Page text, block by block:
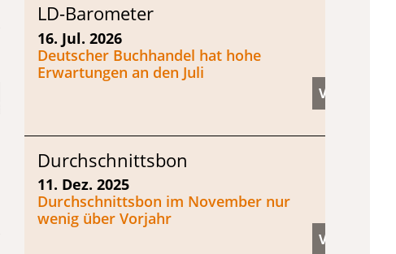
LD-Barometer
16. Jul. 2026
Deutscher Buchhandel hat hohe
Erwartungen an den Juli
Durchschnittsbon
11. Dez. 2025
Durchschnittsbon im November nur
wenig über Vorjahr